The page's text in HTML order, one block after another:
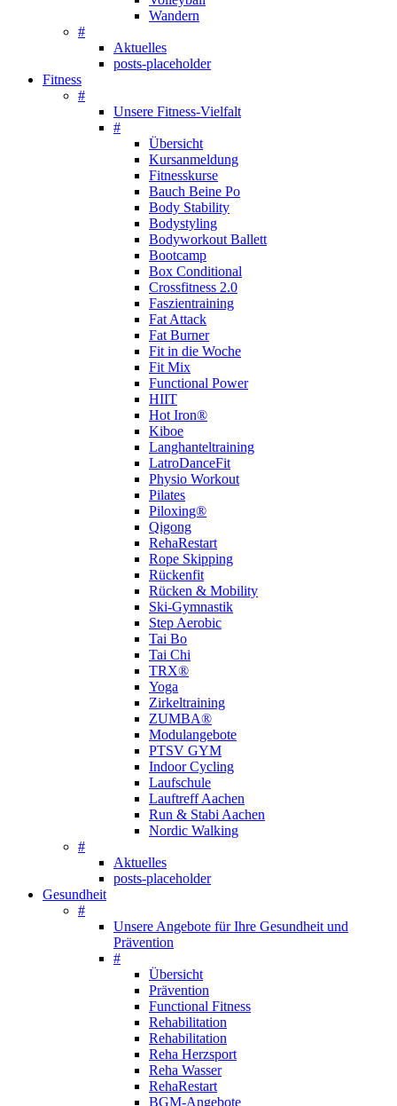
Wandern
#
Aktuelles
posts-placeholder
Fitness
#
Unsere Fitness-Vielfalt
#
Übersicht
Kursanmeldung
Fitnesskurse
Bauch Beine Po
Body Stability
Bodystyling
Bodyworkout Ballett
Bootcamp
Box Conditional
Crossfitness 2.0
Faszientraining
Fat Attack
Fat Burner
Fit in die Woche
Fit Mix
Functional Power
HIIT
Hot Iron®
Kiboe
Langhanteltraining
LatroDanceFit
Physio Workout
Pilates
Piloxing®
Qigong
RehaRestart
Rope Skipping
Rückenfit
Rücken & Mobility
Ski-Gymnastik
Step Aerobic
Tai Bo
Tai Chi
TRX®
Yoga
Zirkeltraining
ZUMBA®
Modulangebote
PTSV GYM
Indoor Cycling
Laufschule
Lauftreff Aachen
Run & Stabi Aachen
Nordic Walking
#
Aktuelles
posts-placeholder
Gesundheit
#
Unsere Angebote für Ihre Gesundheit und
Prävention
#
Übersicht
Prävention
Functional Fitness
Rehabilitation
Rehabilitation
Reha Herzsport
Reha Wasser
RehaRestart
BGM-Angebote